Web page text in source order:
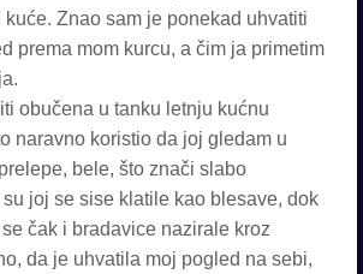
Znao sam je ponekad uhvatiti
prema mom kurcu, a čim ja primetim
obučena u tanku letnju kućnu
naravno koristio da joj gledam u
bele, što znači slabo
joj se sise klatile kao blesave, dok
čak i bradavice nazirale kroz
da je uhvatila moj pogled na sebi,